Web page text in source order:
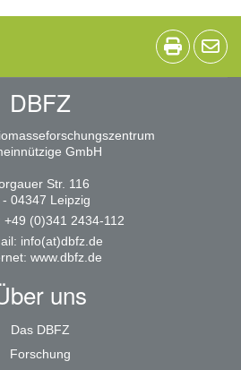
DBFZ
GmbH
Str. 116
- 04347 Leipzig
+49 (0)341 2434-112
info(at)dbfz.de
www.dbfz.de
uns
Das DBFZ
Forschung